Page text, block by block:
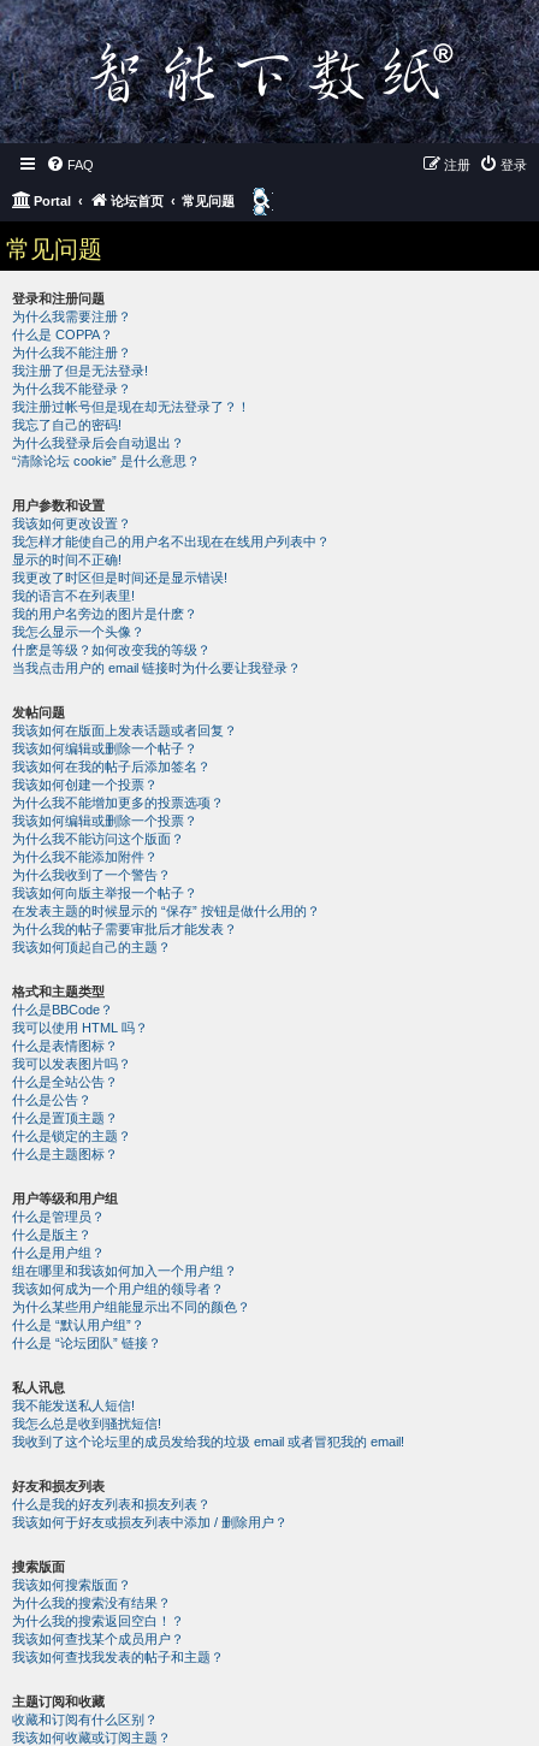
FAQ 登录
注册
Portal 论坛首页 常见问题
常见问题
登录和注册问题
为什么我需要注册？
什么是 COPPA？
为什么我不能注册？
我注册了但是无法登录!
为什么我不能登录？
我注册过帐号但是现在却无法登录了？！
我忘了自己的密码!
为什么我登录后会自动退出？
“清除论坛 cookie” 是什么意思？
用户参数和设置
我该如何更改设置？
我怎样才能使自己的用户名不出现在在线用户列表中？
显示的时间不正确!
我更改了时区但是时间还是显示错误!
我的语言不在列表里!
我的用户名旁边的图片是什麽？
我怎么显示一个头像？
什麽是等级？如何改变我的等级？
当我点击用户的 email 链接时为什么要让我登录？
发帖问题
我该如何在版面上发表话题或者回复？
我该如何编辑或删除一个帖子？
我该如何在我的帖子后添加签名？
我该如何创建一个投票？
为什么我不能增加更多的投票选项？
我该如何编辑或删除一个投票？
为什么我不能访问这个版面？
为什么我不能添加附件？
为什么我收到了一个警告？
我该如何向版主举报一个帖子？
在发表主题的时候显示的 “保存” 按钮是做什么用的？
为什么我的帖子需要审批后才能发表？
我该如何顶起自己的主题？
格式和主题类型
什么是BBCode？
我可以使用 HTML 吗？
什么是表情图标？
我可以发表图片吗？
什么是全站公告？
什么是公告？
什么是置顶主题？
什么是锁定的主题？
什么是主题图标？
用户等级和用户组
什么是管理员？
什么是版主？
什么是用户组？
组在哪里和我该如何加入一个用户组？
我该如何成为一个用户组的领导者？
为什么某些用户组能显示出不同的颜色？
什么是 “默认用户组”？
什么是 “论坛团队” 链接？
私人讯息
我不能发送私人短信!
我怎么总是收到骚扰短信!
我收到了这个论坛里的成员发给我的垃圾 email 或者冒犯我的 email!
好友和损友列表
什么是我的好友列表和损友列表？
我该如何于好友或损友列表中添加 / 删除用户？
搜索版面
我该如何搜索版面？
为什么我的搜索没有结果？
为什么我的搜索返回空白！？
我该如何查找某个成员用户？
我该如何查找我发表的帖子和主题？
主题订阅和收藏
收藏和订阅有什么区别？
我该如何收藏或订阅主题？